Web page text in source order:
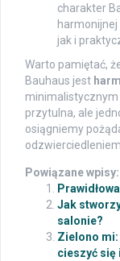
charakter
jak i
Warto pamiętać,
Bauhaus jest
przytulna, ale
osiągniemy
Powiązane wpisy:
Jak
salonie?
Zielono
cieszyć się